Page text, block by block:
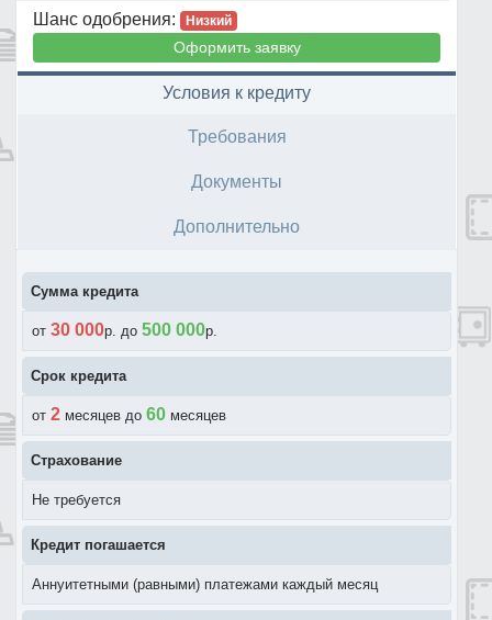
Шанс одобрения: Низкий
Оформить заявку
Условия к кредиту
Требования
Документы
Дополнительно
Сумма кредита
от 30 000p. до 500 000p.
Срок кредита
от 2 месяцев до 60 месяцев
Страхование
Не требуется
Кредит погашается
Аннуитетными (равными) платежами каждый месяц